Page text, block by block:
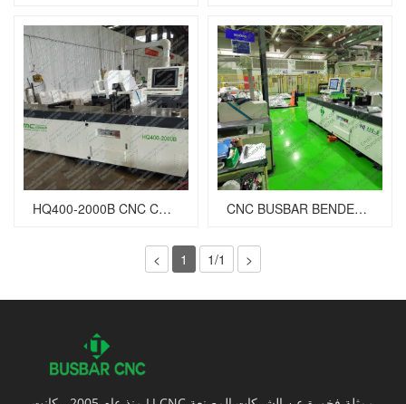
HQ400-2000B CNC COPPER BUSBAR MACHING CNC BUSBAR BENDENCE MACHENT HQ400-1200B
< 1 1/1 >